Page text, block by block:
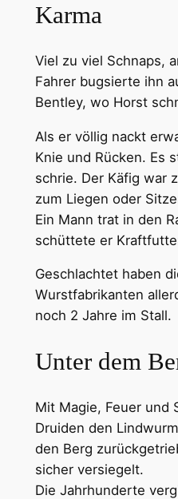
Karma
Viel zu viel Schnaps,
Fahrer bugsierte ihn
Bentley, wo Horst
Als er völlig nackt
Knie und Rücken. Es
schrie. Der Käfig war
zum Liegen oder
Ein Mann trat in den
schüttete er
Geschlachtet haben
Wurstfabrikanten
noch 2 Jahre im Stall.
Unter dem
Mit Magie, Feuer und
Druiden den
den Berg
sicher versiegelt.
Die Jahrhunderte